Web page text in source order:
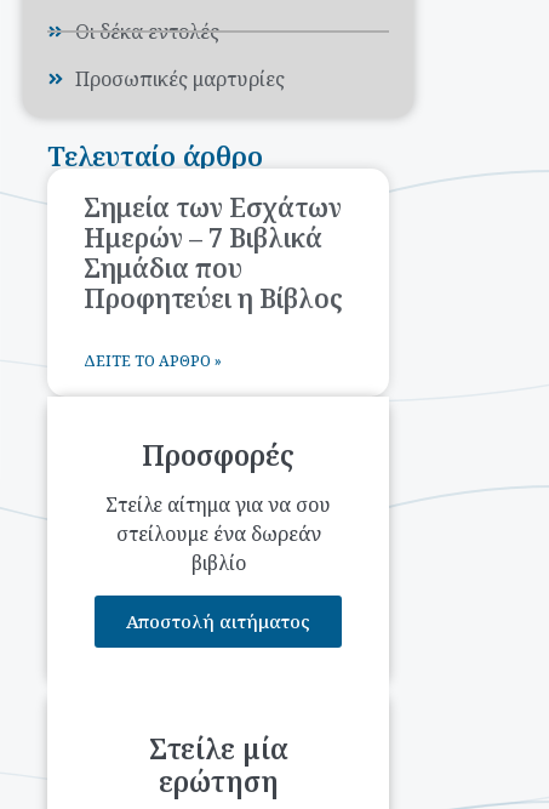
Οι δέκα εντολές
Προσωπικές μαρτυρίες
Τελευταίο άρθρο
Σημεία των Εσχάτων
Ημερών – 7 Βιβλικά
Σημάδια που
Προφητεύει η Βίβλος
ΔΕΊΤΕ ΤΟ ΆΡΘΡΟ »
Προσφορές
Στείλε αίτημα για να σου
στείλουμε ένα δωρεάν
βιβλίο
Αποστολή αιτήματος
Στείλε μία
ερώτηση